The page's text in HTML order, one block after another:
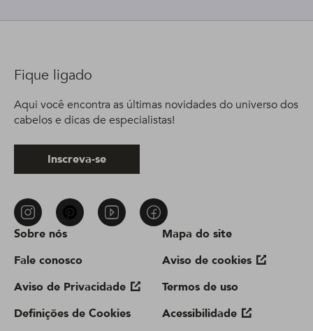
Sobre nós
Fale conosco
Aviso de Privacidade
Definições de Cookies
Mapa do site
Aviso de cookies
Termos de uso
Acessibilidade
Fique ligado
Aqui você encontra as últimas novidades do universo dos
cabelos e dicas de especialistas!
Inscreva-se